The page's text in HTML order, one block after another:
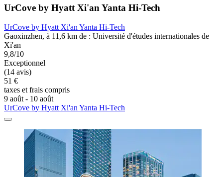
UrCove by Hyatt Xi'an Yanta Hi-Tech
UrCove by Hyatt Xi'an Yanta Hi-Tech
Gaoxinzhen, à 11,6 km de : Université d'études internationales de
Xi'an
9,8/10
Exceptionnel
(14 avis)
51 €
taxes et frais compris
9 août - 10 août
UrCove by Hyatt Xi'an Yanta Hi-Tech